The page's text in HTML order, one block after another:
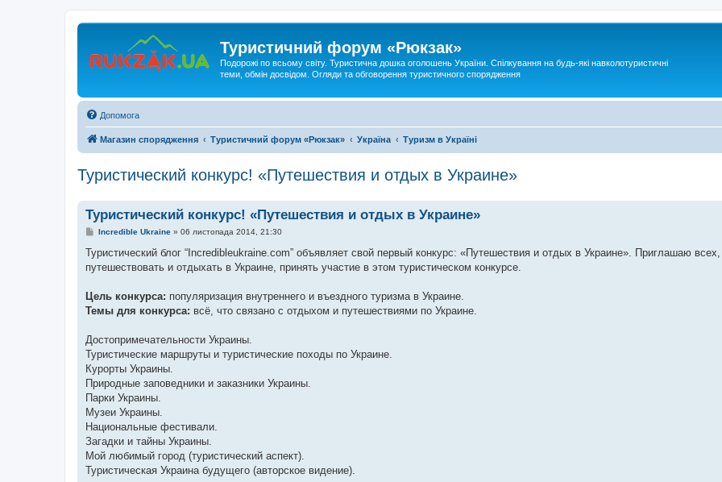
Туристичний форум «Рюкзак»
Подорожі по всьому світу. Туристична дошка оголошень України. Спілкування на будь-які навколотуристичні
теми, обмін досвідом. Огляди та обговорення туристичного спорядження
Допомога
Магазин спорядження Туристичний форум «Рюкзак» Україна Туризм в Україні
Туристический конкурс! «Путешествия и отдых в Украине»
Туристический конкурс! «Путешествия и отдых в Украине»
П
в
д
л
е
я
Incredible Ukraine» 06 листопада 2014, 21:30
Туристический блог “Incredibleukraine.com” объявляет свой первый конкурс: «Путешествия и отдых в Украине». Приглашаю
путешествовать и отдыхать в Украине, принять участие в этом туристическом конкурсе.
Цель конкурса: популяризация внутреннего и въездного туризма в Украине.
Темы для конкурса: всё, что связано с отдыхом и путешествиями по Украине.
Достопримечательности Украины.
Туристические маршруты и туристические походы по Украине.
Курорты Украины.
Природные заповедники и заказники Украины.
Парки Украины.
Музеи Украины.
Национальные фестивали.
Загадки и тайны Украины.
Мой любимый город (туристический аспект).
Туристическая Украина будущего (авторское видение).